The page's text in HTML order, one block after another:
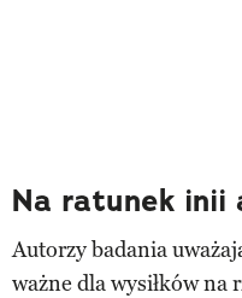
Na ratunek inii
Autorzy badania
ważne dla wysiłków na